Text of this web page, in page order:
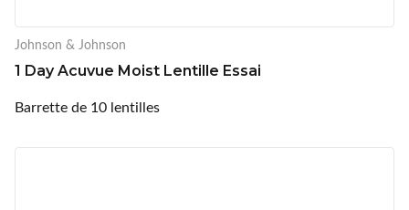
Johnson & Johnson
1 Day Acuvue Moist Lentille Essai
Barrette de 10 lentilles